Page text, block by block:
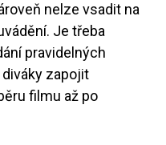
nelze vsadit na
Je třeba
pravidelných
zapojit
filmu až po